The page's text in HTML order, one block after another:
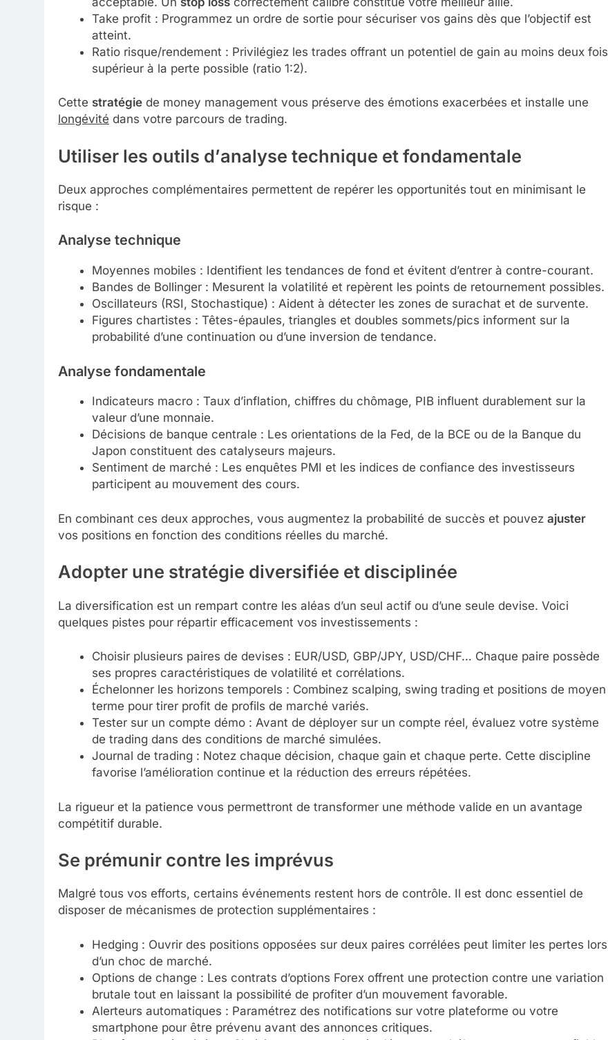
Take profit : Programmez un ordre de sortie pour sécuriser vos gains dès que l’objectif est
atteint.
Ratio risque/rendement : Privilégiez les trades offrant un potentiel de gain au moins deux fois
supérieur à la perte possible (ratio 1:2).
Cette stratégie de money management vous préserve des émotions exacerbées et installe une
longévité dans votre parcours de trading.
Utiliser les outils d’analyse technique etfondamentale
Deux approches complémentaires permettent de repérer les opportunités tout en minimisant le
risque :
Analyse technique
Moyennes mobiles : Identifient les tendances de fond et évitent d’entrer à contre-courant.
Bandes de Bollinger : Mesurent la volatilité et repèrent les points de retournement possibles.
Oscillateurs (RSI, Stochastique) : Aident à détecter les zones de surachat et de survente.
Figures chartistes : Têtes-épaules, triangles et doubles sommets/pics informent sur la
probabilité d’une continuation ou d’une inversion de tendance.
Analyse fondamentale
Indicateurs macro : Taux d’inflation, chiffres du chômage, PIB influent durablement sur la
valeur d’une monnaie.
Décisions de banque centrale : Les orientations de la Fed, de la BCE ou de la Banque du
Japon constituent des catalyseurs majeurs.
Sentiment de marché : Les enquêtes PMI et les indices de confiance des investisseurs
participent au mouvement des cours.
En combinant ces deux approches, vous augmentez la probabilité de succès et pouvez ajuster
vos positions en fonction des conditions réelles du marché.
Adopter une stratégie diversifiée et disciplinée
La diversification est un rempart contre les aléas d’un seul actif ou d’une seule devise. Voici
quelques pistes pour répartir efficacement vos investissements :
Choisir plusieurs paires de devises : EUR/USD, GBP/JPY, USD/CHF… Chaque paire possède
ses propres caractéristiques de volatilité et corrélations.
Échelonner les horizons temporels : Combinez scalping, swing trading et positions de moyen
terme pour tirer profit de profils de marché variés.
Tester sur un compte démo : Avant de déployer sur un compte réel, évaluez votre système
de trading dans des conditions de marché simulées.
Journal de trading : Notez chaque décision, chaque gain et chaque perte. Cette discipline
favorise l’amélioration continue et la réduction des erreurs répétées.
La rigueur et la patience vous permettront de transformer une méthode valide en un avantage
compétitif durable.
Se prémunir contre les imprévus
Malgré tous vos efforts, certains événements restent hors de contrôle. Il est donc essentiel de
disposer de mécanismes de protection supplémentaires :
Hedging : Ouvrir des positions opposées sur deux paires corrélées peut limiter les pertes lors
d’un choc de marché.
Options de change : Les contrats d’options Forex offrent une protection contre une variation
brutale tout en laissant la possibilité de profiter d’un mouvement favorable.
Alerteurs automatiques : Paramétrez des notifications sur votre plateforme ou votre
smartphone pour être prévenu avant des annonces critiques.